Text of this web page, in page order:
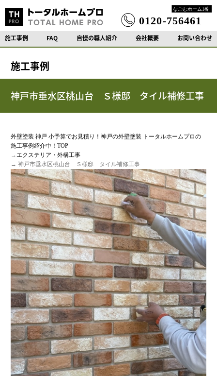
施工事例 FAQ 自慢の職人紹介 会社概要 お問い合わせ
施工事例
神戸市垂水区桃山台 Ｓ様邸 タイル補修工事
外壁塗装 神戸 小予算でお見積り！神戸の外壁塗装 トータルホームプロの
施工事例紹介中！TOP
→エクステリア・外構工事
→ 神戸市垂水区桃山台 Ｓ様邸 タイル補修工事